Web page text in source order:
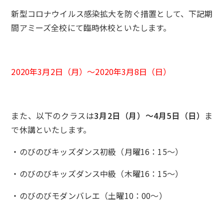
新型コロナウイルス感染拡大を防ぐ措置として、下記期
間アミーズ全校にて臨時休校といたします。
2020年3月2日（月）～2020年3月8日（日）
また、以下のクラスは3月2日（月）～4月5日（日） ま
で休講といたします。
・のびのびキッズダンス初級（月曜16：15～）
・のびのびキッズダンス中級（木曜16：15～）
・のびのびモダンバレエ（土曜10：00～）